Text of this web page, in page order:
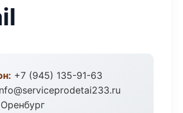
+7 (945) 135-91-63
Оренбург